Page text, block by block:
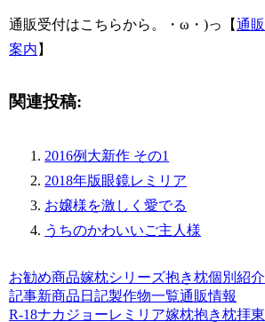
通販受付はこちらから。・ω・)っ【通販
案内 】
関連投稿:
2016例大新作 その1
2018年版眼鏡レミリア
お嬢様を激しく愛でる
うちのかわいいご主人様
お勧め商品嫁枕シリーズ抱き枕個別紹介
記事新商品 日記製作物一覧通販情報
R-18ナカジョーレミリア嫁枕抱き枕拝東